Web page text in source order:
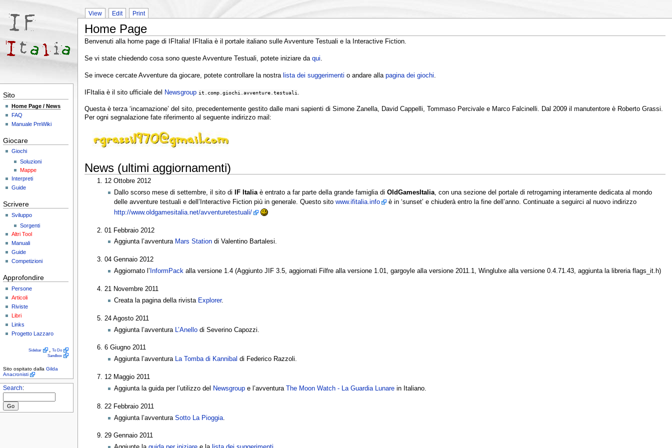
Sito
Home Page / News
FAQ
Manuale PmWiki
Giocare
Giochi
Soluzioni
Mappe
Interpreti
Guide
Scrivere
Sviluppo
Sorgenti
Altri Tool
Manuali
Guide
Competizioni
Approfondire
Persone
Articoli
Riviste
Libri
Links
Progetto Lazzaro
Sidebar
To Do
Sandbox
Sito ospitato dallaGilda
Anacronisti
Search:
View Edit Print
Home Page
Benvenuti alla home page di IFItalia! IFItalia è il portale italiano sulle Avventure Testuali e la Interactive Fiction.
Se vi state chiedendo cosa sono queste Avventure Testuali, potete iniziare da qui
Se invece cercate Avventure da giocare, potete controllare la nostra lista dei suggerimenti o andare alla pagina dei giochi
IFItalia è il sito ufficiale del Newsgroup it.comp.giochi.avventure.testuali
Questa è terza ‘incarnazione’ del sito, precedentemente gestito dalle mani sapienti di Simone Zanella, David Cappelli, Tommaso Percivale e Marco Falcinelli. Dal 2009 il manutentore è Roberto Grassi.
Per ogni segnalazione fate riferimento al seguente indirizzo mail:
News (ultimi aggiornamenti)
12 Ottobre 2012
Dallo scorso mese di settembre, il sito di
IF Italia è entrato a far parte della grande famiglia diOldGamesItalia , con una sezione del portale di retrogaming interamente dedicata al mondo
delle avventure testuali e dell’Interactive Fiction più in generale. Questo sitowww.ifitalia.info
è in ‘sunset’ e chiuderà entro la fine dell’anno. Continuate a seguirci al nuovo indirizzo
http://www.oldgamesitalia.net/avventuretestuali/
01 Febbraio 2012
Aggiunta l’avventura Mars Station di Valentino Bartalesi.
04 Gennaio 2012
Aggiornato l’ InformPack alla versione 1.4 (Aggiunto JIF 3.5, aggiornati Filfre alla versione 1.01, gargoyle alla versione 2011.1, Winglulxe alla versione 0.4.71.43, aggiunta la libreria flags_it.h)
21 Novembre 2011
Creata la pagina della rivista Explorer.
24 Agosto 2011
Aggiunta l’avventura
L’Anello di Severino Capozzi.
6 Giugno 2011
Aggiunta l’avventura La Tomba di Kannibal di Federico Razzoli.
12 Maggio 2011
Aggiunta la guida per l’utilizzo del
Newsgroup e l’avventura The Moon Watch - La Guardia Lunare in Italiano.
22 Febbraio 2011
Aggiunta l’avventuraSotto La Pioggia
29 Gennaio 2011